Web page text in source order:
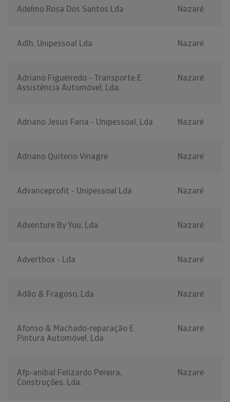
Adelino Rosa Dos Santos Lda Nazaré
Adlh, Unipessoal Lda Nazaré
Adriano Figueiredo - Transporte E
Assistência Automóvel, Lda.
Nazaré
Adriano Jesus Faria - Unipessoal, Lda Nazaré
Adriano Quiterio Vinagre Nazaré
Advanceprofit - Unipessoal Lda Nazaré
Adventure By You, Lda Nazaré
Advertbox - Lda Nazaré
Adão & Fragoso, Lda Nazaré
Afonso & Machado-reparação E
Pintura Automóvel, Lda
Nazaré
Afp-aníbal Felizardo Pereira,
Construções, Lda.
Nazaré